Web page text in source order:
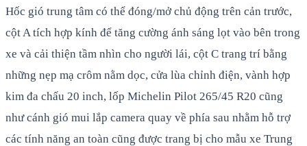
Hốc gió trung tâm có thể đóng/mở chủ động trên cản trước,
cột A tích hợp kính để tăng cường ánh sáng lọt vào bên trong
xe và cải thiện tầm nhìn cho người lái, cột C trang trí bằng
những nẹp mạ crôm nằm dọc, cửa lùa chỉnh điện, vành hợp
kim đa chấu 20 inch, lốp Michelin Pilot 265/45 R20 cũng
như cánh gió mui lắp camera quay về phía sau nhằm hỗ trợ
các tính năng an toàn cũng được trang bị cho mẫu xe Trung